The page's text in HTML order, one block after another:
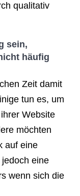
qualitativ
sein,
häufig
Zeit damit
tun es, um
Website
möchten
auf eine
eine
wenn sich die